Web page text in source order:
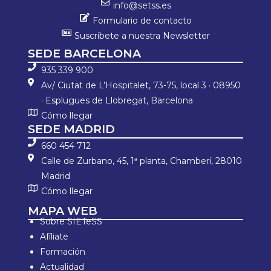
info@setss.es
Formulario de contacto
Suscríbete a nuestra Newsletter
SEDE BARCELONA
935 339 900
Av/ Ciutat de L’Hospitalet, 73-75, local 3 · 08950
· Esplugues de Llobregat, Barcelona
Cómo llegar
SEDE MADRID
660 454 712
Calle de Zurbano, 45, 1ª planta, Chamberí, 28010
Madrid
Cómo llegar
MAPA WEB
Sobre SIETeSS
Afíliate
Formación
Actualidad